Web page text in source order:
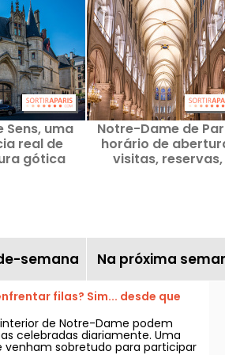
Sens, uma
real de
gótica
Notre-Dame de
horário de
visitas, reservas,
semana Na próxima
filas? Sim... desde que
de Notre-Dame podem
celebradas diariamente. Uma
venham sobretudo para participar